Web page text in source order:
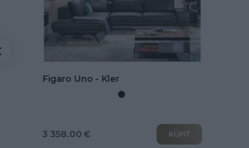
Kožená rohová sedačka Goya s
rozkladom na spanie
3 802.00 € KÚPIŤ